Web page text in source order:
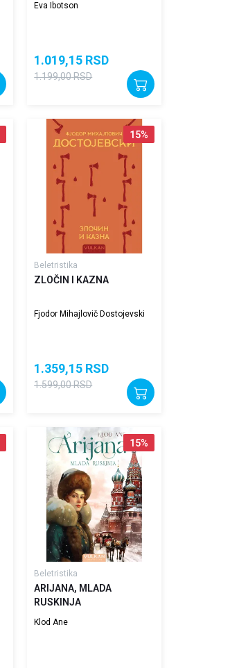
Eva Ibotson
1.019,15 RSD
1.199,00RSD
15%
Beletristika
ZLOČIN I KAZNA
Fjodor Mihajlovič Dostojevski
1.359,15 RSD
1.599,00RSD
15%
Beletristika
ARIJANA, MLADA
RUSKINJA
Klod Ane